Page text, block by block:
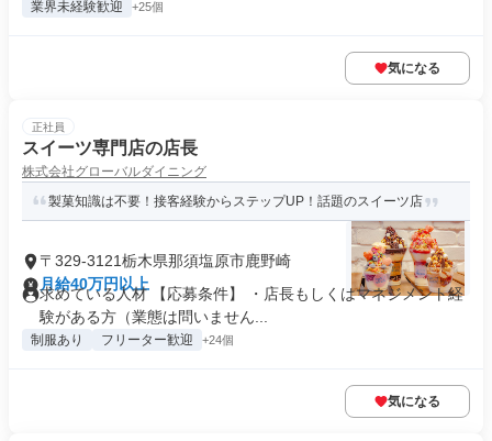
業界未経験歓迎 +25個
気になる
正社員
スイーツ専門店の店長
株式会社グローバルダイニング
製菓知識は不要！接客経験からステップUP！話題のスイーツ店
〒329-3121栃木県那須塩原市鹿野崎
月給40万円以上
求めている人材 【応募条件】 ・店長もしくはマネジメント経
験がある方（業態は問いません...
制服あり フリーター歓迎 +24個
気になる